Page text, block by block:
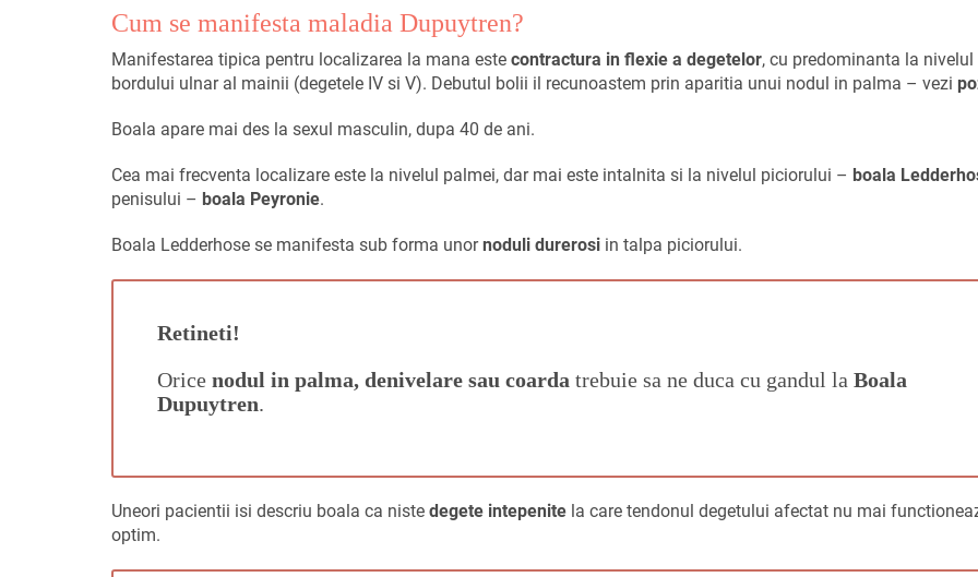
Cum se manifesta maladia Dupuytren?
Manifestarea tipica pentru localizarea la mana este contractura in flexie a degetelor, cu predominanta la nivelul
bordului ulnar al mainii (degetele IV si V). Debutul bolii il recunoastem prin aparitia unui nodul in palma – vezi
Boala apare mai des la sexul masculin, dupa 40 de ani.
Cea mai frecventa localizare este la nivelul palmei, dar mai este intalnita si la nivelul piciorului – boala
penisului – boala Peyronie.
Boala Ledderhose se manifesta sub forma unornoduli durerosi in talpa piciorului.
Retineti!
Orice nodul in palma, denivelare sau coarda trebuie sa ne duca cu gandul la Boala
Dupuytren.
Uneori pacientii isi descriu boala ca niste degete intepenite la care tendonul degetului afectat nu mai
optim.